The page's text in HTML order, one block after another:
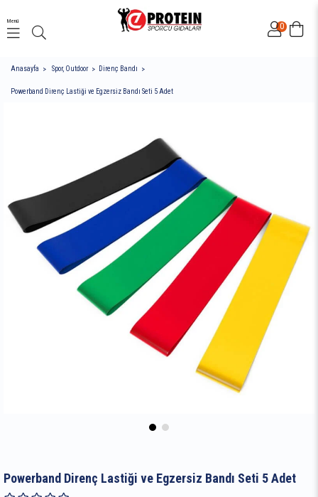
0
Menü
Anasayfa Spor, Outdoor Direnç Bandı
Powerband Direnç Lastiği ve Egzersiz Bandı Seti 5 Adet
Powerband Direnç Lastiği ve Egzersiz Bandı Seti 5 Adet